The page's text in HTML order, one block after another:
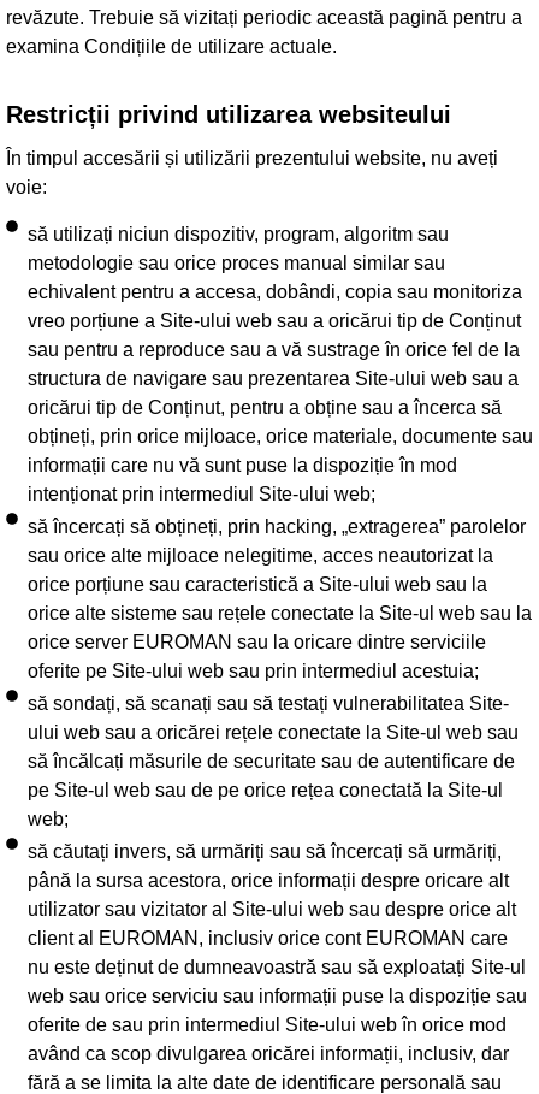
revăzute. Trebuie să vizitați periodic această pagină pentru a
examina Condițiile de utilizare actuale.
Restricții privind utilizarea websiteului
În timpul accesării și utilizării prezentului website, nu aveți
voie:
să utilizați niciun dispozitiv, program, algoritm sau
metodologie sau orice proces manual similar sau
echivalent pentru a accesa, dobândi, copia sau monitoriza
vreo porțiune a Site-ului web sau a oricărui tip de Conținut
sau pentru a reproduce sau a vă sustrage în orice fel de la
structura de navigare sau prezentarea Site-ului web sau a
oricărui tip de Conținut, pentru a obține sau a încerca să
obțineți, prin orice mijloace, orice materiale, documente sau
informații care nu vă sunt puse la dispoziție în mod
intenționat prin intermediul Site-ului web;
să încercați să obțineți, prin hacking, „extragerea” parolelor
sau orice alte mijloace nelegitime, acces neautorizat la
orice porțiune sau caracteristică a Site-ului web sau la
orice alte sisteme sau rețele conectate la Site-ul web sau la
orice server EUROMAN sau la oricare dintre serviciile
oferite pe Site-ului web sau prin intermediul acestuia;
să sondați, să scanați sau să testați vulnerabilitatea Site-
ului web sau a oricărei rețele conectate la Site-ul web sau
să încălcați măsurile de securitate sau de autentificare de
pe Site-ul web sau de pe orice rețea conectată la Site-ul
web;
să căutați invers, să urmăriți sau să încercați să urmăriți,
până la sursa acestora, orice informații despre oricare alt
utilizator sau vizitator al Site-ului web sau despre orice alt
client al EUROMAN, inclusiv orice cont EUROMAN care
nu este deținut de dumneavoastră sau să exploatați Site-ul
web sau orice serviciu sau informații puse la dispoziție sau
oferite de sau prin intermediul Site-ului web în orice mod
având ca scop divulgarea oricărei informații, inclusiv, dar
fără a se limita la alte date de identificare personală sau